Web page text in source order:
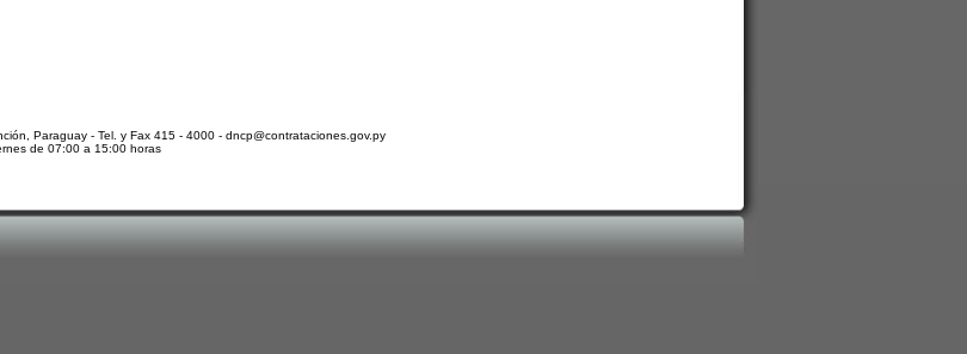
Paraguay - Tel. y Fax 415 - 4000 - dncp@contrataciones.gov.py
de 07:00 a 15:00 horas